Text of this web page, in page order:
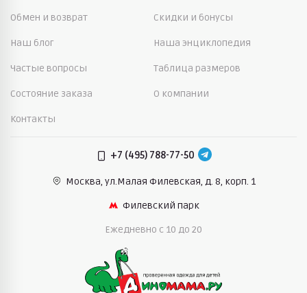
Обмен и возврат Скидки и бонусы
Наш блог Наша энциклопедия
Частые вопросы Таблица размеров
Состояние заказа О компании
Контакты
+7 (495) 788-77-50
Москва, ул.Малая Филевская, д. 8, корп. 1
Филевский парк
Ежедневно c 10 до 20